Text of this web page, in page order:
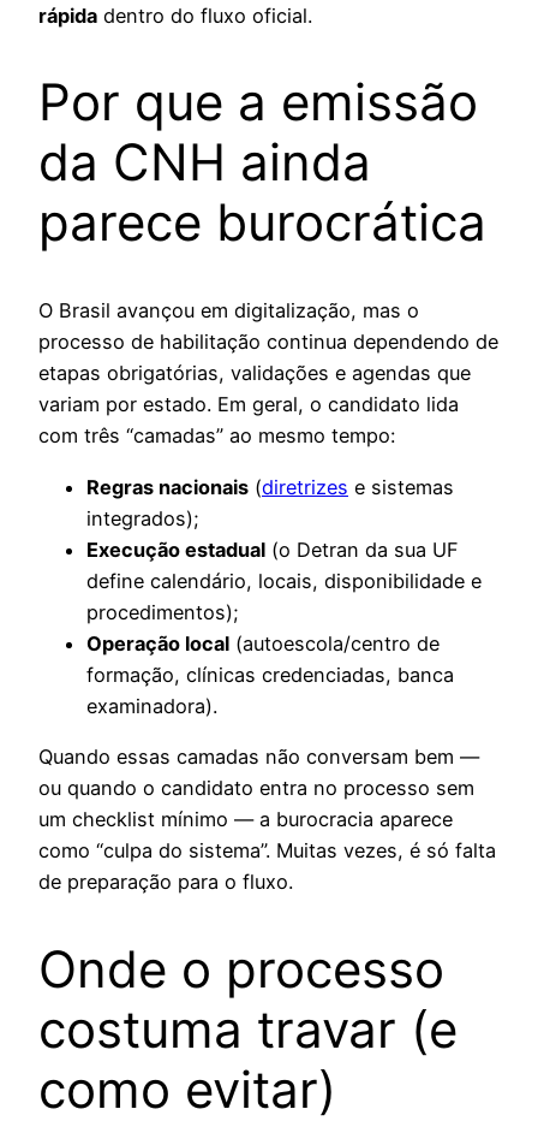
rápida dentro do fluxo oficial.
Por que a emissão
da CNH ainda
parece burocrática
O Brasil avançou em digitalização, mas o
processo de habilitação continua dependendo de
etapas obrigatórias, validações e agendas que
variam por estado. Em geral, o candidato lida
com três “camadas” ao mesmo tempo:
Regras nacionais (diretrizes e sistemas
integrados);
Execução estadual (o Detran da sua UF
define calendário, locais, disponibilidade e
procedimentos);
Operação local (autoescola/centro de
formação, clínicas credenciadas, banca
examinadora).
Quando essas camadas não conversam bem —
ou quando o candidato entra no processo sem
um checklist mínimo — a burocracia aparece
como “culpa do sistema”. Muitas vezes, é só falta
de preparação para o fluxo.
Onde o processo
costuma travar (e
como evitar)